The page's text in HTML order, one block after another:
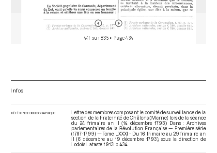
441 sur 835 • Page 434
Infos
RÉFÉRENCE BIBLIOGRAPHIQUE
Lettre des membres composant le comité de surveillance de la
section de la Fraternité de Châlons (Marne) lors de la séance
du 24 frimaire an II (14 décembre 1793). Dans : Archives
parlementaires de la Révolution Française — Première série
(1787-1799) — Tome LXXXI - Du 16 frimaire au 29 frimaire an
II (6 décembre au 19 décembre 1793), sous la direction de
Lodoïs Lataste. 1913. p. 434.